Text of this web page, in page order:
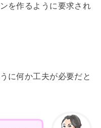
を作るように要求され
に何か工夫が必要だと